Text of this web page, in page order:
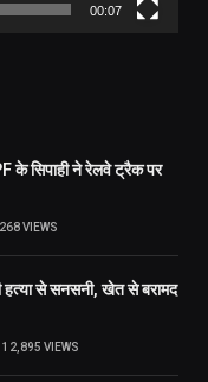
00:07
के सिपाही ने रेलवे ट्रैक पर
VIEWS
हत्या से सनसनी, खेत से बरामद
12,895 VIEWS